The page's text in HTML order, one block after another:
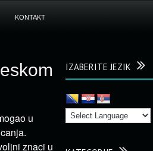
KONTAKT
u
znaci u
IZABERITE JEZIK